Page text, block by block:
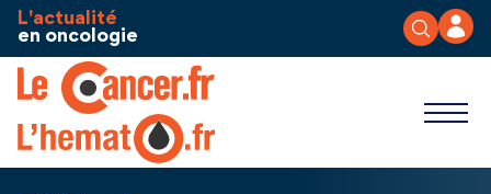
Aller au contenu
L'actualité
en oncologie
Panneau de gestion des cookies